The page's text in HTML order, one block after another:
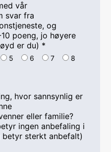
vår
svar fra
og
poeng, jo høyere
er du) *
5 6 7
8
hvor sannsynlig er
eller familie?
ingen anbefaling i
sterkt anbefalt)